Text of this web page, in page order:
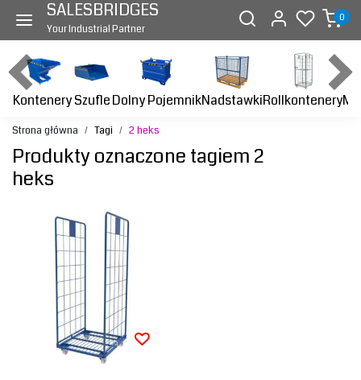
SALESBRIDGES
Your Industrial Partner
0
KontenerySzufleDolny PojemnikNadstawkiRollkontenery
Strona główna Tagi 2 heks
Produkty oznaczone tagiem 2
heks